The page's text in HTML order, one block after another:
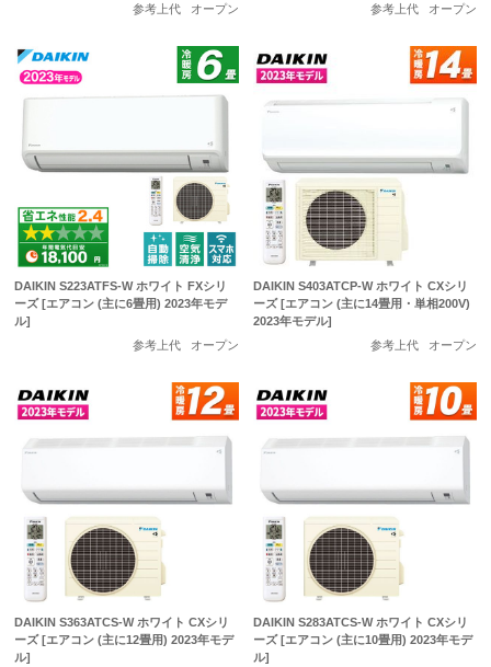
参考上代
オープン
参考上代
オープン
DAIKIN S223ATFS-W ホワイト FXシリ
ーズ [エアコン (主に6畳用) 2023年モデ
ル]
参考上代
オープン
DAIKIN S403ATCP-W ホワイト CXシリ
ーズ [エアコン (主に14畳用・単相200V)
2023年モデル]
参考上代
オープン
DAIKIN S363ATCS-W ホワイト CXシリ
ーズ [エアコン (主に12畳用) 2023年モデ
ル]
DAIKIN S283ATCS-W ホワイト CXシリ
ーズ [エアコン (主に10畳用) 2023年モデ
ル]